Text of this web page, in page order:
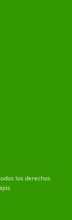
los derechos